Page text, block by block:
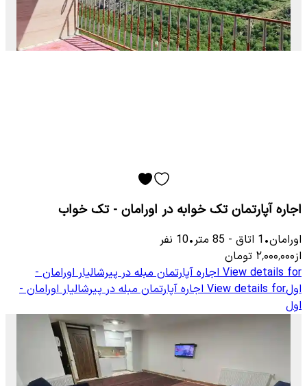
اجاره آپارتمان تک خوابه در اورامان - تک خواب
اورامان•
1 اتاق -
85 متر•
10 نفر
از۲٬۰۰۰٬۰۰۰ تومان
View details for اجاره آپارتمان مبله در پیرشالیار اورامان -
اولView details for اجاره آپارتمان مبله در پیرشالیار اورامان -
اول